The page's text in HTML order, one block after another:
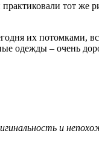
тот же
их потомками,
одежды – очень
и